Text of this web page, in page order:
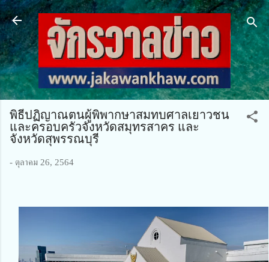
ข้ามไปที่เนื้อหาหลัก
พิธีปฏิญาณตนผู้พิพากษาสมทบศาลเยาวชน
และครอบครัวจังหวัดสมุทรสาคร และ
จังหวัดสุพรรณบุรี
- ตุลาคม 26, 2564